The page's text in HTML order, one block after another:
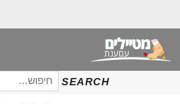
SEARCH
חיפוש
עבור: